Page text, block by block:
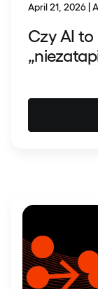
April 21, 2026 |
Czy AI to